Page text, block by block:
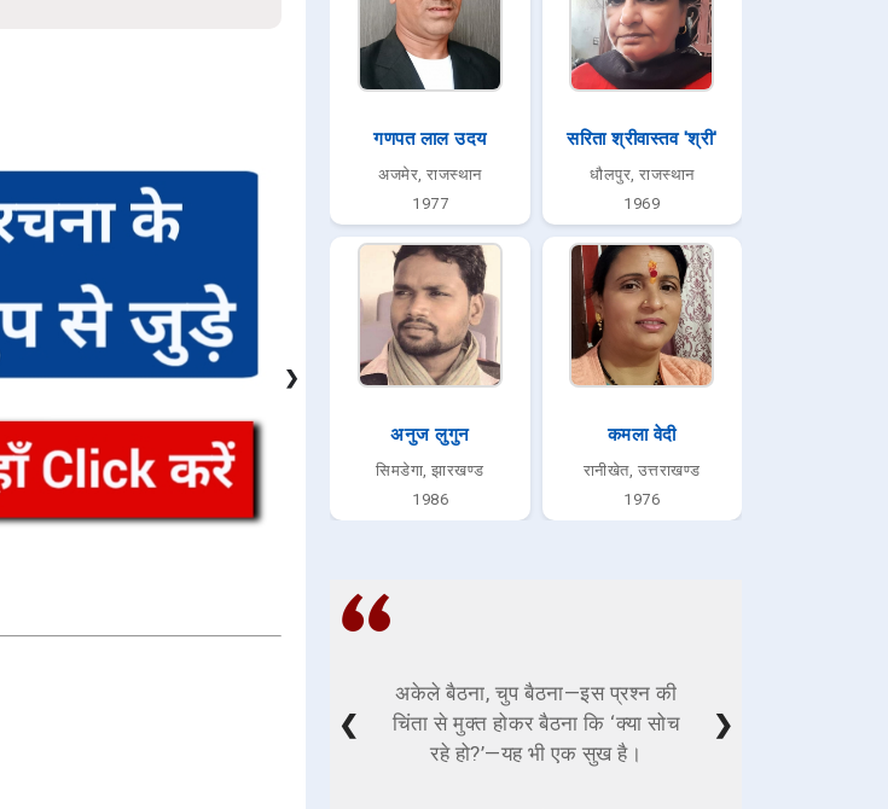
❯
गणपत लाल उदय
अजमेर, राजस्थान
1977
सरिता श्रीवास्तव 'श्री'
धौलपुर, राजस्थान
1969
अनुज लुगुन
सिमडेगा, झारखण्ड
1986
कमला वेदी
रानीखेत, उत्तराखण्ड
1976
अकेले बैठना, चुप बैठना—इस प्रश्न की
चिंता से मुक्त होकर बैठना कि ‘क्या सोच
रहे हो?’—यह भी एक सुख है।
❮ ❯